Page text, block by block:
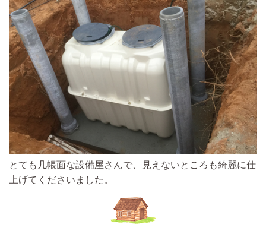
とても几帳面な設備屋さんで、見えないところも綺麗に仕
上げてくださいました。